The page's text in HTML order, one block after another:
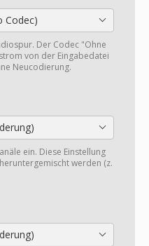
Codec)
Der Codec "Ohne
von der Eingabedatei
Neucodierung.
ein. Diese Einstellung
werden (z.